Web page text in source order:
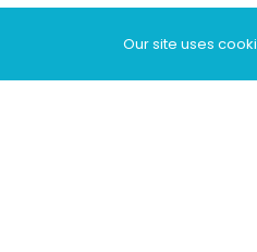
– Week-
La
Our site uses